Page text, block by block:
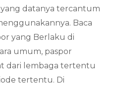
yang datanya tercantum
Baca
yang Berlaku di
umum, paspor
dari lembaga tertentu
tertentu. Di